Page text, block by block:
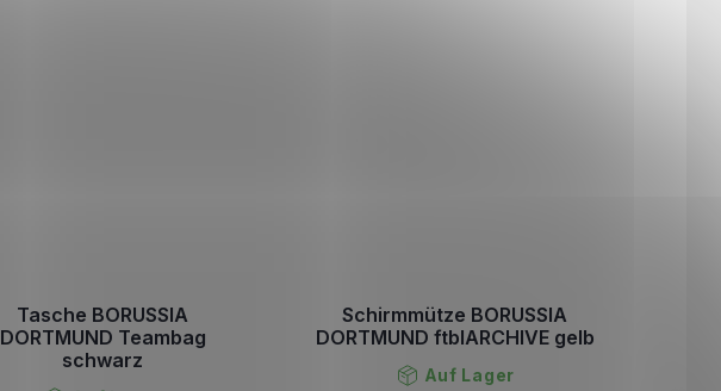
Tasche BORUSSIA
DORTMUND Teambag
schwarz
Schirmmütze BORUSSIA
DORTMUND ftblARCHIVE gelb
Auf Lager